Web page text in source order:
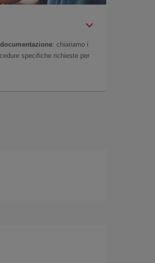
: chiariamo i
specifiche richieste per